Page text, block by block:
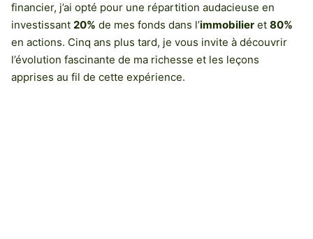
financier, j’ai opté pour une répartition audacieuse en
investissant 20% de mes fonds dans l’immobilier et 80%
en actions. Cinq ans plus tard, je vous invite à découvrir
l’évolution fascinante de ma richesse et les leçons
apprises au fil de cette expérience.